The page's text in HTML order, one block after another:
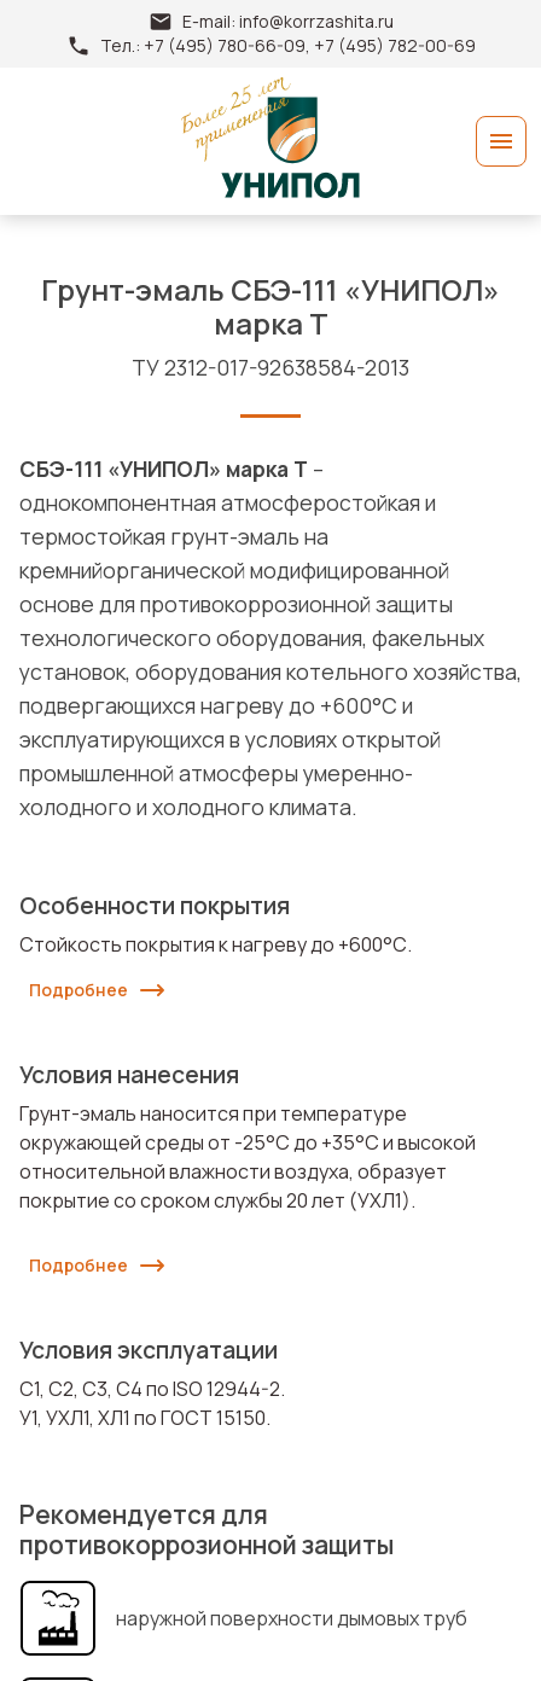
E-mail: info@korrzashita.ru
Тел.: +7 (495) 780-66-09, +7 (495) 782-00-69
Грунт-эмаль СБЭ-111 «УНИПОЛ»
марка Т
ТУ 2312-017-92638584-2013
СБЭ-111 «УНИПОЛ» марка Т –
однокомпонентная атмосферостойкая и
термостойкая грунт-эмаль на
кремнийорганической модифицированной
основе для противокоррозионной защиты
технологического оборудования, факельных
установок, оборудования котельного хозяйства,
подвергающихся нагреву до +600°С и
эксплуатирующихся в условиях открытой
промышленной атмосферы умеренно-
холодного и холодного климата.
Особенности покрытия
Стойкость покрытия к нагреву до +600°С.
Подробнее
Условия нанесения
Грунт-эмаль наносится при температуре
окружающей среды от -25°С до +35°С и высокой
относительной влажности воздуха, образует
покрытие со сроком службы 20 лет (УХЛ1).
Подробнее
Условия эксплуатации
C1, C2, C3, С4 по ISO 12944-2.
У1, УХЛ1, ХЛ1 по ГОСТ 15150.
Рекомендуется для
противокоррозионной защиты
наружной поверхности дымовых труб